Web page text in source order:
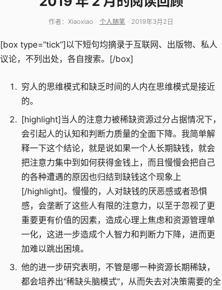
作者： Xiaoxiao 个人随笔 2019年3月2日
[box type=”tick”]以下短句均摘录于互联网、出版物、私人
议论，不列出处，各自搜索。[/box]
穷人的思维模式和缺乏时间的人内在思维模式是接近
的。
[highlight]当人的注意力被稀缺资源过分占据情况下，
会引起人的认知和判断力质量的全面下降。我简单解
释一下这个结论，就是说如果一个人长期缺钱，就会
把注意力集中到如何获得金钱上，而且慢慢会把自己
的各种遭遇的原因也归结到缺钱这个现象上
[/highlight]。慢慢的，人对缺钱的厌恶感或者恐惧
感，会垄断了这些人有限的注意力，以至于忽视了更
重要更有价值的因素，造成心理上焦虑和资源管理单
一化，这进一步造成个人智力和判断力下降，进而更
加难以跳出困境。
他的进一步研究表明，不管是哪一种资源长期稀缺，
都会培养出“稀缺头脑模式”，从而失去对决策需要的全